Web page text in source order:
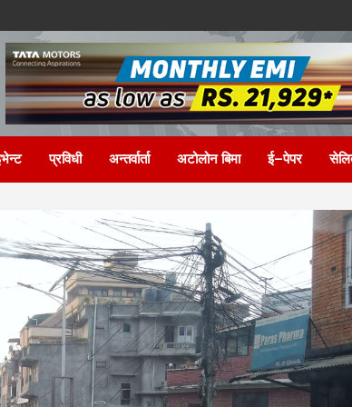
प्रविधी अन्तर्वार्ता अटोलोन बिमा ई–पेपर